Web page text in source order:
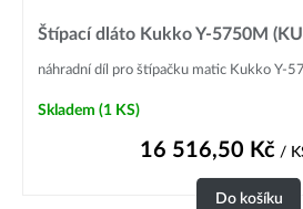
Štípací dláto Kukko Y-5750M
náhradní díl pro štípačku matic Kukko Y-57
Skladem (1 KS)
16 516,50 Kč/
Do košíku